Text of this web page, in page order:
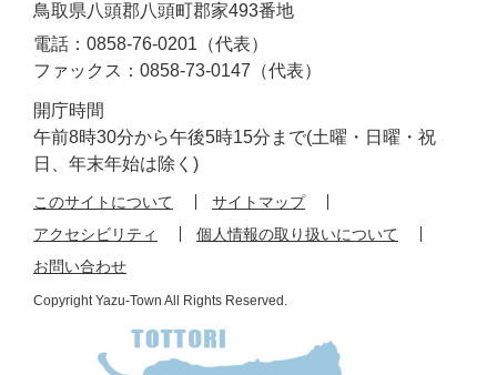
鳥取県八頭郡八頭町郡家493番地
電話：0858-76-0201（代表）
ファックス：0858-73-0147（代表）
開庁時間
午前8時30分から午後5時15分まで(土曜・日曜・祝
日、年末年始は除く)
このサイトについて
サイトマップ
アクセシビリティ
個人情報の取り扱いについて
お問い合わせ
Copyright Yazu-Town All Rights Reserved.